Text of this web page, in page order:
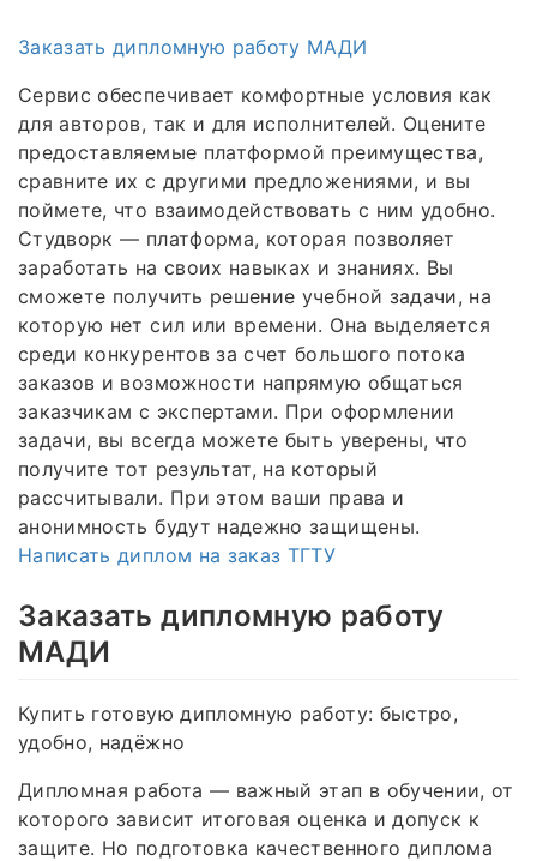
Заказать дипломную работу МАДИ
Сервис обеспечивает комфортные условия как
для авторов, так и для исполнителей. Оцените
предоставляемые платформой преимущества,
сравните их с другими предложениями, и вы
поймете, что взаимодействовать с ним удобно.
Студворк — платформа, которая позволяет
заработать на своих навыках и знаниях. Вы
сможете получить решение учебной задачи, на
которую нет сил или времени. Она выделяется
среди конкурентов за счет большого потока
заказов и возможности напрямую общаться
заказчикам с экспертами. При оформлении
задачи, вы всегда можете быть уверены, что
получите тот результат, на который
рассчитывали. При этом ваши права и
анонимность будут надежно защищены.
Написать диплом на заказ ТГТУ
Заказать дипломную работу
МАДИ
Купить готовую дипломную работу: быстро,
удобно, надёжно
Дипломная работа — важный этап в обучении, от
которого зависит итоговая оценка и допуск к
защите. Но подготовка качественного диплома